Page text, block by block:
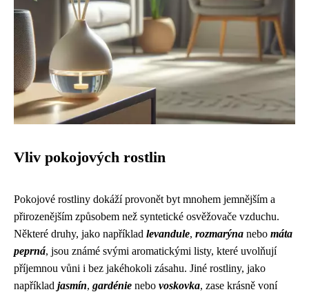
Vliv pokojových rostlin
Pokojové rostliny dokáží provonět byt mnohem jemnějším a
přirozenějším způsobem než syntetické osvěžovače vzduchu.
Některé druhy, jako například levandule, rozmarýna nebo máta
peprná, jsou známé svými aromatickými listy, které uvolňují
příjemnou vůni i bez jakéhokoli zásahu. Jiné rostliny, jako
například jasmín, gardénie nebo voskovka, zase krásně voní